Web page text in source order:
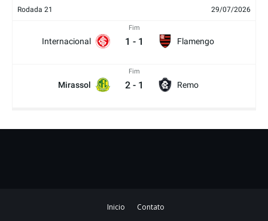
Rodada 21 29/07/2026
Internacional
Fim
1 - 1 Flamengo
Mirassol
Fim
2 - 1 Remo
Inicio Contato